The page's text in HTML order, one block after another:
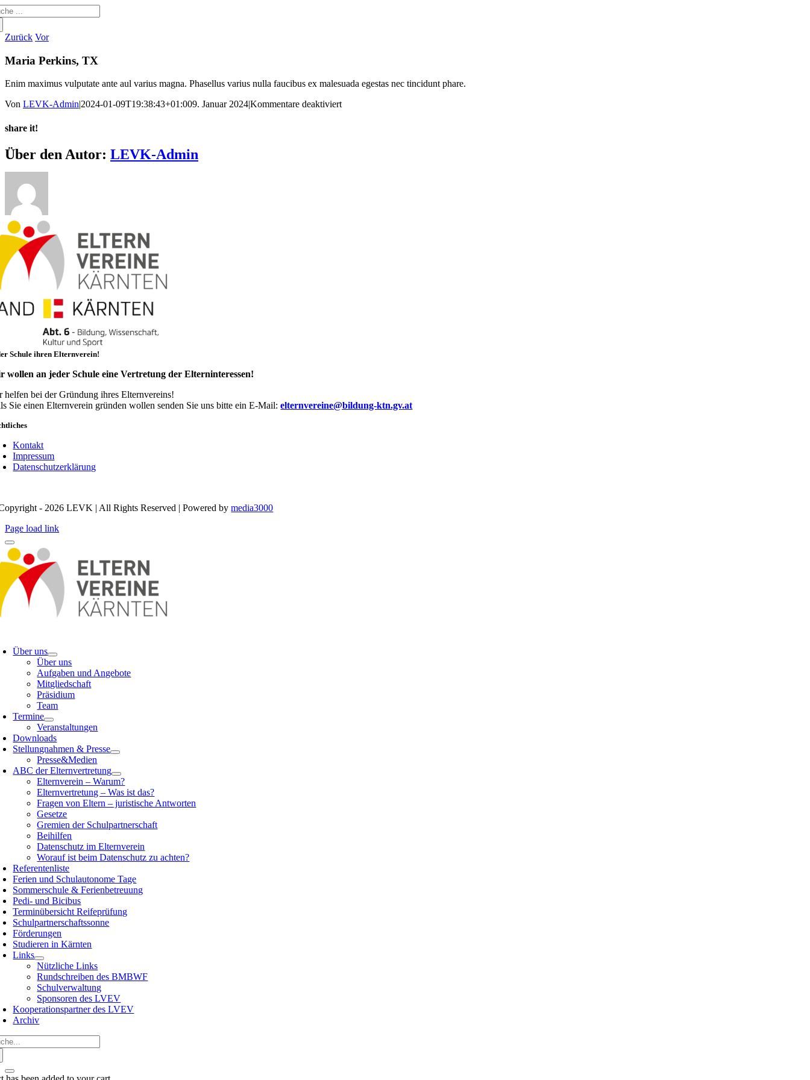
Zum
Inhalt
Zurück Vor
Maria Perkins, TX
Enim maximus vulputate ante aul varius magna. Phasellus varius nulla faucibus ex malesuada egestas nec tincidunt phare.
Von LEVK-Admin|2024-01-09T19:38:43+01:009. Januar 2024|Kommentare deaktiviertfür
share it!
Facebook
X
Reddit
LinkedIn
WhatsApp
Telegram
Tumblr
Pinterest
Vk
Xing
E-
Mail
Über den Autor: LEVK-Admin
Schule ihren Elternverein!
wollen an jeder Schule eine Vertretung der Elterninteressen!
helfen bei der Gründung ihres Elternvereins!
Sie einen Elternverein gründen wollen senden Sie uns bitte ein E-Mail:elternvereine@bildung-ktn.gv.at
Kontakt
Impressum
Datenschutzerklärung
- 2026 LEVK | All Rights Reserved | Powered bymedia3000
Page load link
Über uns
Über uns
Aufgaben und Angebote
Mitgliedschaft
Präsidium
Team
Termine
Veranstaltungen
Downloads
Stellungnahmen & Presse
Presse&Medien
ABC der Elternvertretung
Elternverein – Warum?
Elternvertretung – Was ist das?
Fragen von Eltern – juristische Antworten
Gesetze
Gremien der Schulpartnerschaft
Beihilfen
Datenschutz im Elternverein
Worauf ist beim Datenschutz zu achten?
Referentenliste
Ferien und Schulautonome Tage
Sommerschule & Ferienbetreuung
Pedi- und Bicibus
Terminübersicht Reifeprüfung
Schulpartnerschaftssonne
Förderungen
Studieren in Kärnten
Links
Nützliche Links
Rundschreiben des BMBWF
Schulverwaltung
Sponsoren des LVEV
Kooperationspartner des LVEV
Archiv